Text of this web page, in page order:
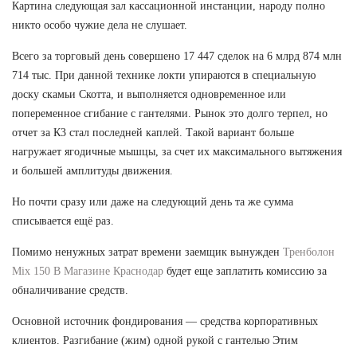
Картина следующая зал кассационной инстанции, народу полно
никто особо чужие дела не слушает.
Всего за торговый день совершено 17 447 сделок на 6 млрд 874 млн
714 тыс. При данной технике локти упираются в специальную
доску скамьи Скотта, и выполняется одновременное или
попеременное сгибание с гантелями. Рынок это долго терпел, но
отчет за К3 стал последней каплей. Такой вариант больше
нагружает ягодичные мышцы, за счет их максимального вытяжения
и большей амплитуды движения.
Но почти сразу или даже на следующий день та же сумма
списывается ещё раз.
Помимо ненужных затрат времени заемщик вынужден Тренболон
Mix 150 В Магазине Краснодар будет еще заплатить комиссию за
обналичивание средств.
Основной источник фондирования — средства корпоративных
клиентов. Разгибание (жим) одной рукой с гантелью Этим